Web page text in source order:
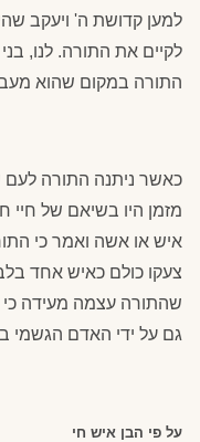
למען קדושת ה' ויעקב
לקיים את התורה. לנו,
התורה במקום שהוא מעבר
כאשר ניתנה התורה לעם
מזמן היו בשיאם של חיי
איש או אשה ואמר כי
צעקו כולם כאיש אחד
שהתורה עצמה מעידה כי
גם על ידי האדם הגשמי
על פי הבן איש חי